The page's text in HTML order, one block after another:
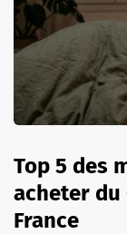
Top 5 des
acheter du
France